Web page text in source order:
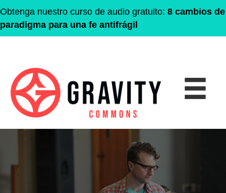
Obtenga nuestro curso de audio gratuito: 8 cambios de
paradigma para una fe antifrágil